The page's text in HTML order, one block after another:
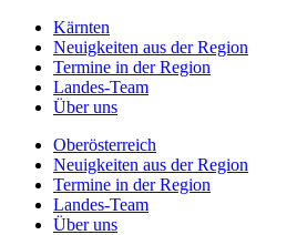
Kärnten
Neuigkeiten aus der Region
Termine in der Region
Landes-Team
Über uns
Oberösterreich
Neuigkeiten aus der Region
Termine in der Region
Landes-Team
Über uns